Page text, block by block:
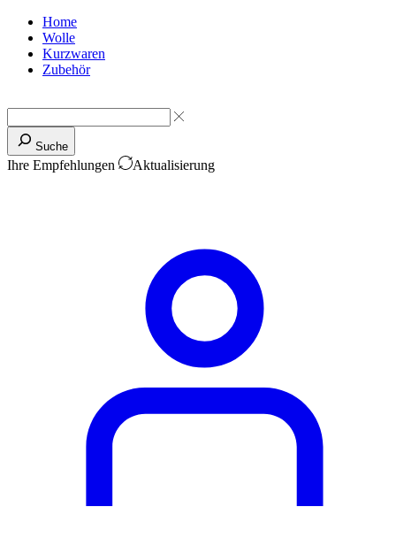
Home
Wolle
Kurzwaren
Zubehör
Suche
Ihre Empfehlungen Aktualisierung